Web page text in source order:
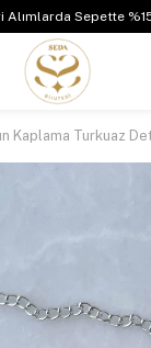
Alımlarda Sepette